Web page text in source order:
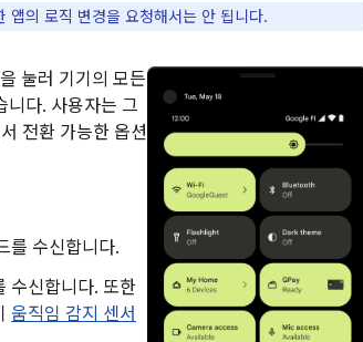
앱의 로직 변경을 요청해서는 안 됩니다.
눌러 기기의 모든
니다. 사용자는 그
전환 가능한 옵션
를 수신합니다.
수신합니다. 또한
움직임 감지 센서